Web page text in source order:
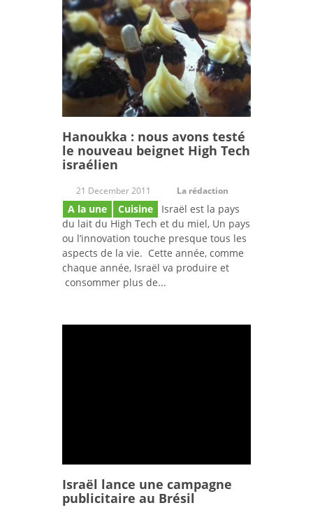
Hanoukka : nous avons testé
le nouveau beignet High Tech
israélien
21 December 2011 La rédaction
A la une Cuisine
Israël est la pays
du lait du High Tech et du miel, Un pays
ou l’innovation touche presque tous les
aspects de la vie. Cette année, comme
chaque année, Israël va produire et
consommer plus de...
Israël lance une campagne
publicitaire au Brésil